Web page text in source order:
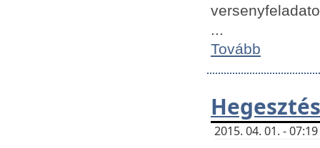
...
Tovább
2015. 04. 01. -